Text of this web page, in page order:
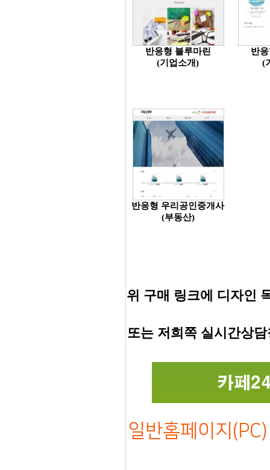
반응형 블루마린
(기업소개)
반
(
반응형 우리공인중개사
(부동산)
위 구매 링크에 디자인
또는 저희쪽 실시간상
일반홈페이지